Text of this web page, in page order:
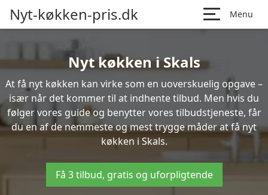
Nyt-køkken-pris.dk Menu
Nyt køkken i Skals
At få nyt køkken kan virke som en uoverskuelig opgave –
især når det kommer til at indhente tilbud. Men hvis du
følger vores guide og benytter vores tilbudstjeneste, får
du en af de nemmeste og mest trygge måder at få nyt
køkken i Skals.
Få 3 tilbud, gratis og uforpligtende